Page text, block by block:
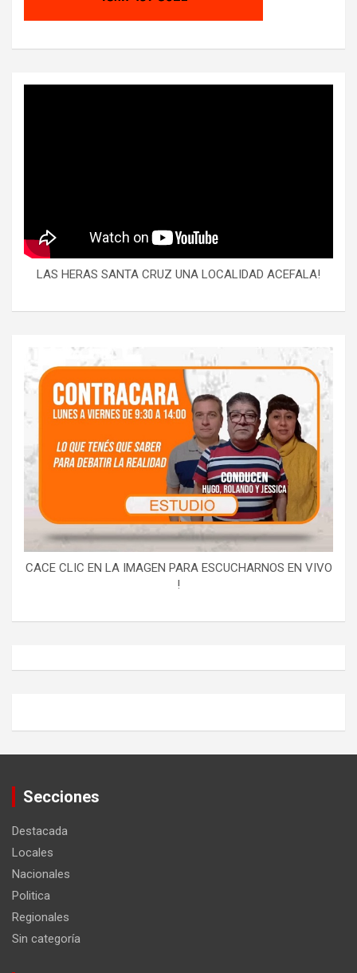
LAS HERAS SANTA CRUZ UNA LOCALIDAD ACEFALA!
CACE CLIC EN LA IMAGEN PARA ESCUCHARNOS EN VIVO
!
Secciones
Destacada
Locales
Nacionales
Politica
Regionales
Sin categoría